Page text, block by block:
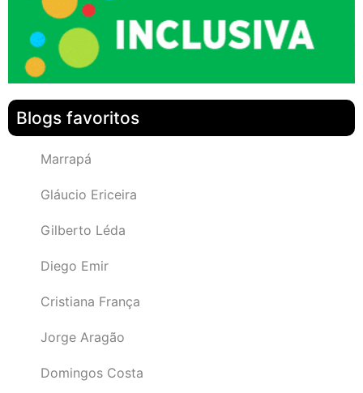
Blogs favoritos
Marrapá
Gláucio Ericeira
Gilberto Léda
Diego Emir
Cristiana França
Jorge Aragão
Domingos Costa